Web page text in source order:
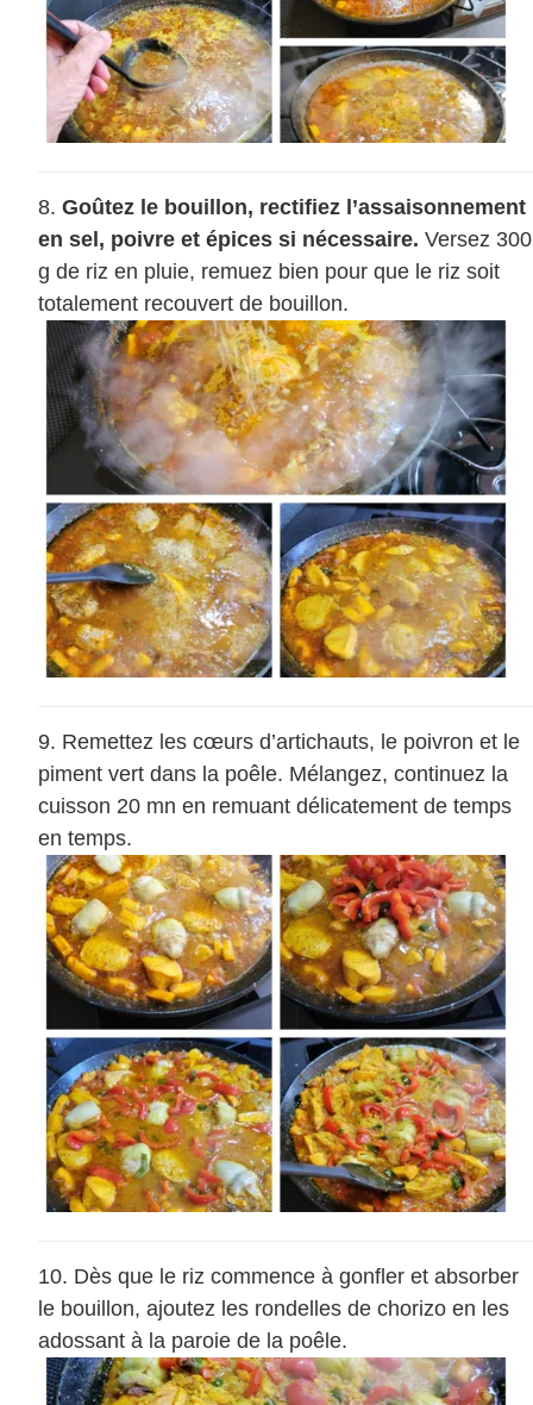
Goûtez le bouillon, rectifiez l’assaisonnement
en sel, poivre et épices si nécessaire. Versez 300
g de riz en pluie, remuez bien pour que le riz soit
totalement recouvert de bouillon.
Remettez les cœurs d’artichauts, le poivron et le
piment vert dans la poêle. Mélangez, continuez la
cuisson 20 mn en remuant délicatement de temps
en temps.
Dès que le riz commence à gonfler et absorber
le bouillon, ajoutez les rondelles de chorizo en les
adossant à la paroie de la poêle.